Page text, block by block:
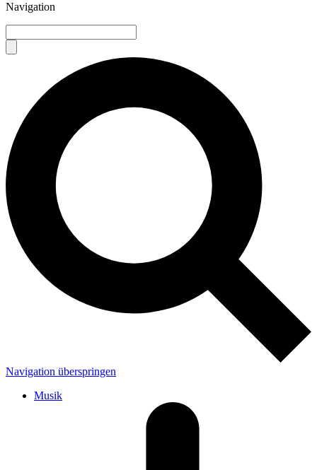
Navigation
Navigation überspringen
Musik